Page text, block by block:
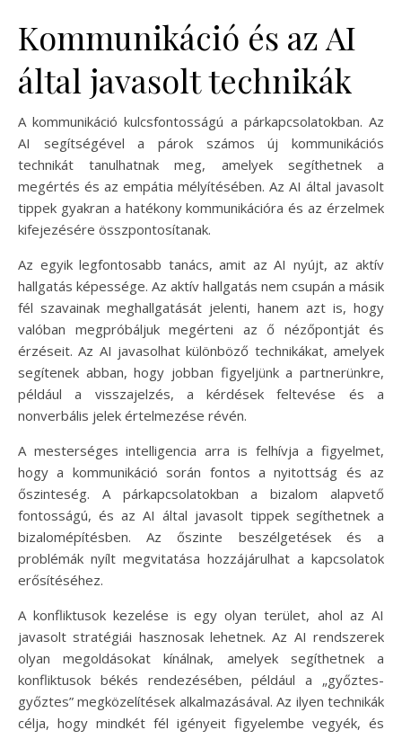
Kommunikáció és az AI
által javasolt technikák
A kommunikáció kulcsfontosságú a párkapcsolatokban. Az
AI segítségével a párok számos új kommunikációs
technikát tanulhatnak meg, amelyek segíthetnek a
megértés és az empátia mélyítésében. Az AI által javasolt
tippek gyakran a hatékony kommunikációra és az érzelmek
kifejezésére összpontosítanak.
Az egyik legfontosabb tanács, amit az AI nyújt, az aktív
hallgatás képessége. Az aktív hallgatás nem csupán a másik
fél szavainak meghallgatását jelenti, hanem azt is, hogy
valóban megpróbáljuk megérteni az ő nézőpontját és
érzéseit. Az AI javasolhat különböző technikákat, amelyek
segítenek abban, hogy jobban figyeljünk a partnerünkre,
például a visszajelzés, a kérdések feltevése és a
nonverbális jelek értelmezése révén.
A mesterséges intelligencia arra is felhívja a figyelmet,
hogy a kommunikáció során fontos a nyitottság és az
őszinteség. A párkapcsolatokban a bizalom alapvető
fontosságú, és az AI által javasolt tippek segíthetnek a
bizalomépítésben. Az őszinte beszélgetések és a
problémák nyílt megvitatása hozzájárulhat a kapcsolatok
erősítéséhez.
A konfliktusok kezelése is egy olyan terület, ahol az AI
javasolt stratégiái hasznosak lehetnek. Az AI rendszerek
olyan megoldásokat kínálnak, amelyek segíthetnek a
konfliktusok békés rendezésében, például a „győztes-
győztes” megközelítések alkalmazásával. Az ilyen technikák
célja, hogy mindkét fél igényeit figyelembe vegyék, és